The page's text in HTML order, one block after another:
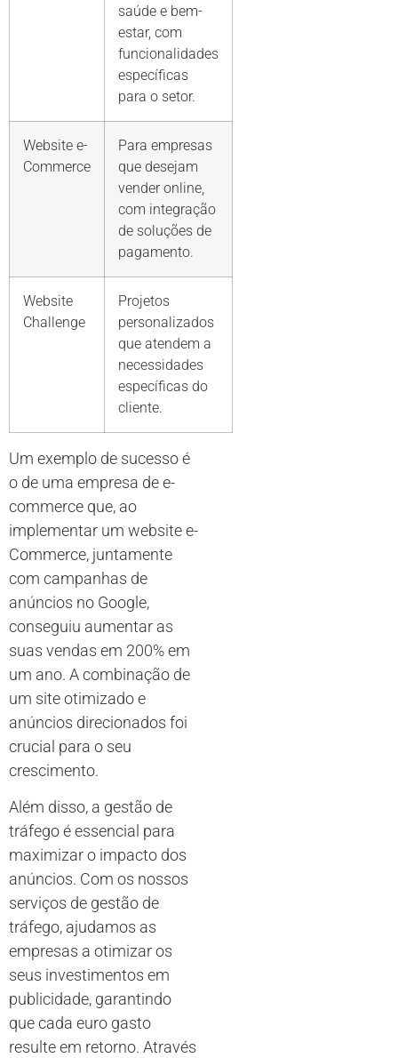
saúde e bem-
estar, com
funcionalidades
específicas
para o setor.
Website e-
Commerce
Para empresas
que desejam
vender online,
com integração
de soluções de
pagamento.
Website
Challenge
Projetos
personalizados
que atendem a
necessidades
específicas do
cliente.
Um exemplo de sucesso é
o de uma empresa de e-
commerce que, ao
implementar um website e-
Commerce, juntamente
com campanhas de
anúncios no Google,
conseguiu aumentar as
suas vendas em 200% em
um ano. A combinação de
um site otimizado e
anúncios direcionados foi
crucial para o seu
crescimento.
Além disso, a gestão de
tráfego é essencial para
maximizar o impacto dos
anúncios. Com os nossos
serviços de gestão de
tráfego, ajudamos as
empresas a otimizar os
seus investimentos em
publicidade, garantindo
que cada euro gasto
resulte em retorno. Através